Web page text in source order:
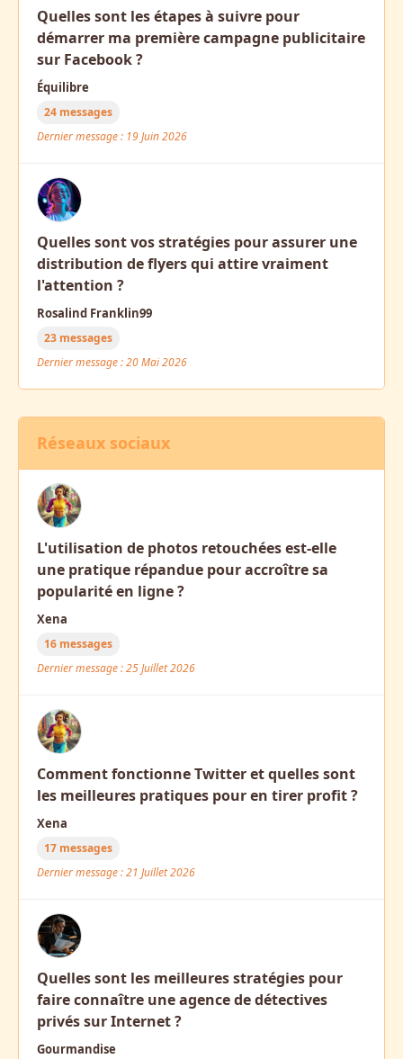
Quelles sont les étapes à suivre pour
démarrer ma première campagne publicitaire
sur Facebook ?
Équilibre
24 messages
Dernier message : 19 Juin 2026
Quelles sont vos stratégies pour assurer une
distribution de flyers qui attire vraiment
l'attention ?
Rosalind Franklin99
23 messages
Dernier message : 20 Mai 2026
Réseaux sociaux
L'utilisation de photos retouchées est-elle
une pratique répandue pour accroître sa
popularité en ligne ?
Xena
16 messages
Dernier message : 25 Juillet 2026
Comment fonctionne Twitter et quelles sont
les meilleures pratiques pour en tirer profit ?
Xena
17 messages
Dernier message : 21 Juillet 2026
Quelles sont les meilleures stratégies pour
faire connaître une agence de détectives
privés sur Internet ?
Gourmandise